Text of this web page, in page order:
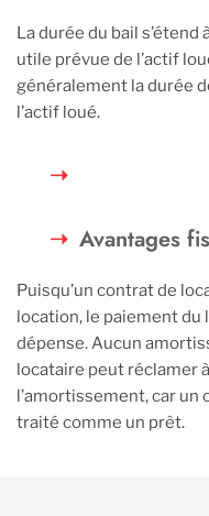
La durée du bail s’étend
utile prévue de l’actif
généralement la durée
l’actif loué.
Avantages
Puisqu’un contrat de
location, le paiement
dépense. Aucun
locataire peut réclamer
l’amortissement, car
traité comme un prêt.